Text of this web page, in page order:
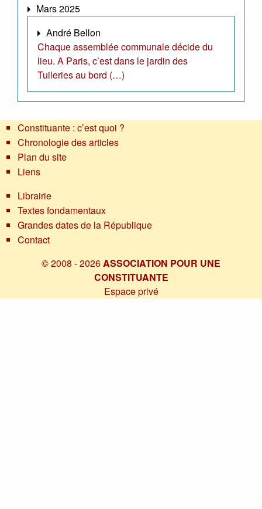
Mars 2025
André Bellon
Chaque assemblée communale décide du
lieu. A Paris, c’est dans le jardin des
Tuileries au bord (…)
Constituante : c’est quoi ?
Chronologie des articles
Plan du site
Liens
Librairie
Textes fondamentaux
Grandes dates de la République
Contact
© 2008 - 2026ASSOCIATION POUR UNE
CONSTITUANTE
Espace privé